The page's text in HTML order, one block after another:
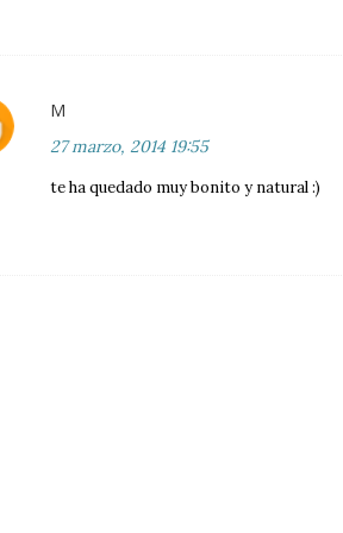
M
27 marzo, 2014 19:55
te ha quedado muy bonito y natural :)